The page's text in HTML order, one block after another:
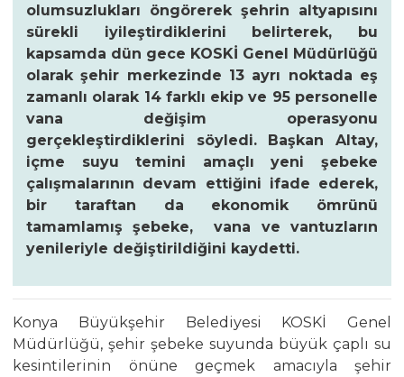
olumsuzlukları öngörerek şehrin altyapısını
sürekli iyileştirdiklerini belirterek, bu
kapsamda dün gece KOSKİ Genel Müdürlüğü
olarak şehir merkezinde 13 ayrı noktada eş
zamanlı olarak 14 farklı ekip ve 95 personelle
vana değişim operasyonu
gerçekleştirdiklerini söyledi. Başkan Altay,
içme suyu temini amaçlı yeni şebeke
çalışmalarının devam ettiğini ifade ederek,
bir taraftan da ekonomik ömrünü
tamamlamış şebeke, vana ve vantuzların
yenileriyle değiştirildiğini kaydetti.
Konya Büyükşehir Belediyesi KOSKİ Genel
Müdürlüğü, şehir şebeke suyunda büyük çaplı su
kesintilerinin önüne geçmek amacıyla şehir